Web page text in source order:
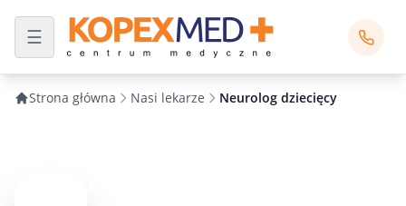
Strona główna Nasi lekarze Neurolog dziecięcy